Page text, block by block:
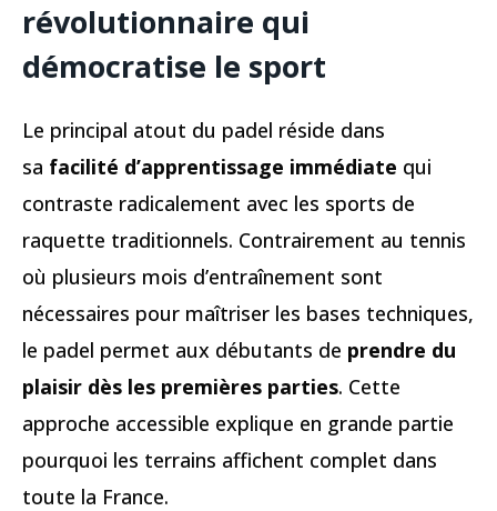
révolutionnaire qui
démocratise le sport
Le principal atout du padel réside dans
sa facilité d’apprentissage immédiate qui
contraste radicalement avec les sports de
raquette traditionnels. Contrairement au tennis
où plusieurs mois d’entraînement sont
nécessaires pour maîtriser les bases techniques,
le padel permet aux débutants de prendre du
plaisir dès les premières parties. Cette
approche accessible explique en grande partie
pourquoi les terrains affichent complet dans
toute la France.